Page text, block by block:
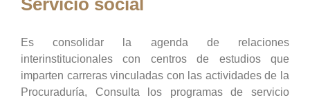
Servicio social
Es consolidar la agenda de relaciones
interinstitucionales con centros de estudios que
imparten carreras vinculadas con las actividades de la
Procuraduría, Consulta los programas de servicio